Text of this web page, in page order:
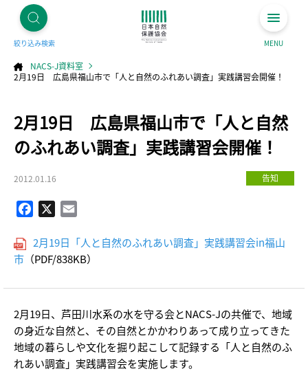
絞り込み検索 MENU
NACS-J資料室
2月19日 広島県福山市で「人と自然のふれあい調査」実践講習会開催！
2月19日 広島県福山市で「人と自然
のふれあい調査」実践講習会開催！
2012.01.16 告知
Facebook
2月19日「人と自然のふれあい調査」実践講習会in福山
市 （PDF/838KB）
2月19日、芦田川水系の水を守る会とNACS-Jの共催で、地域
の身近な自然と、その自然とかかわりあって成り立ってきた
地域の暮らしや文化を掘り起こして記録する「人と自然のふ
れあい調査」実践講習会を実施します。